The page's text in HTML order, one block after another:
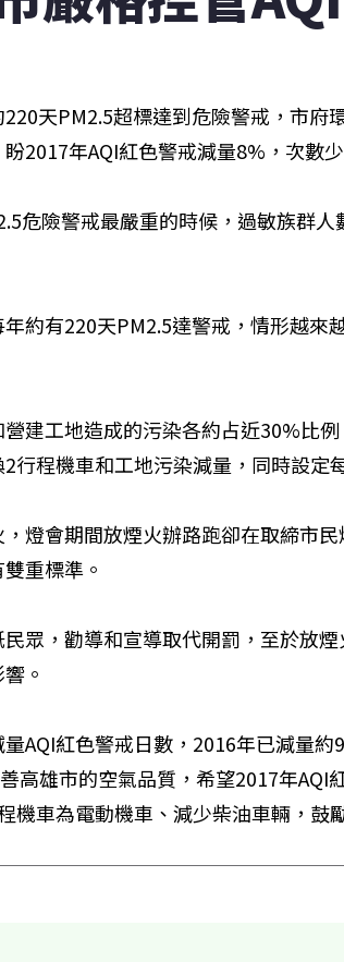
天PM2.5超標達到危險警戒，市府
2017年AQI紅色警戒減量8%，次數
危險警戒最嚴重的時候，過敏族群
約有220天PM2.5達警戒，情形越來
建工地造成的污染各約占近30%比
行程機車和工地污染減量，同時設定
燈會期間放煙火辦路跑卻在取締市
重標準。
眾，勸導和宣導取代開罰，至於放
。
AQI紅色警戒日數，2016年已減量約
高雄市的空氣品質，希望2017年AQI
機車為電動機車、減少柴油車輛，鼓